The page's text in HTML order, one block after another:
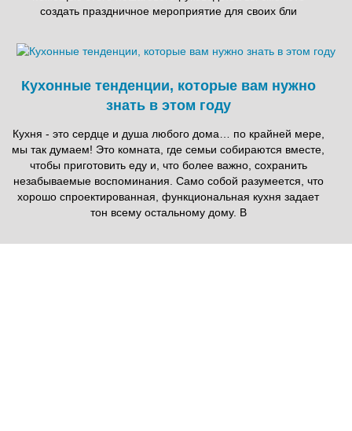
создать праздничное мероприятие для своих бли
Кухонные тенденции, которые вам нужно
знать в этом году
Кухня - это сердце и душа любого дома… по крайней мере,
мы так думаем! Это комната, где семьи собираются вместе,
чтобы приготовить еду и, что более важно, сохранить
незабываемые воспоминания. Само собой разумеется, что
хорошо спроектированная, функциональная кухня задает
тон всему остальному дому. В